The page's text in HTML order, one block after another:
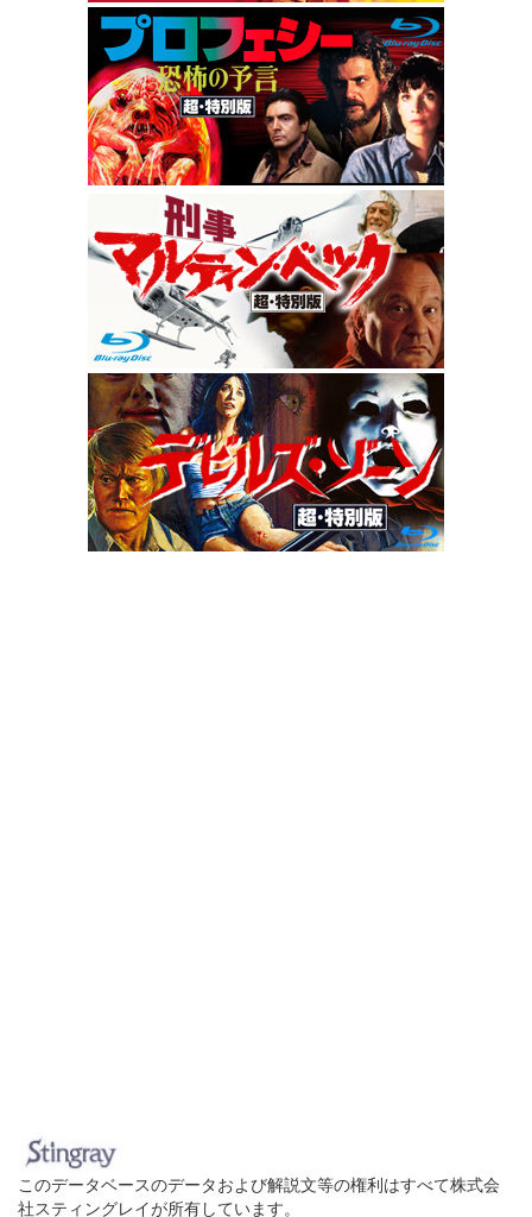
このデータベースのデータおよび解説文等の権利はすべて株式会
社スティングレイが所有しています。